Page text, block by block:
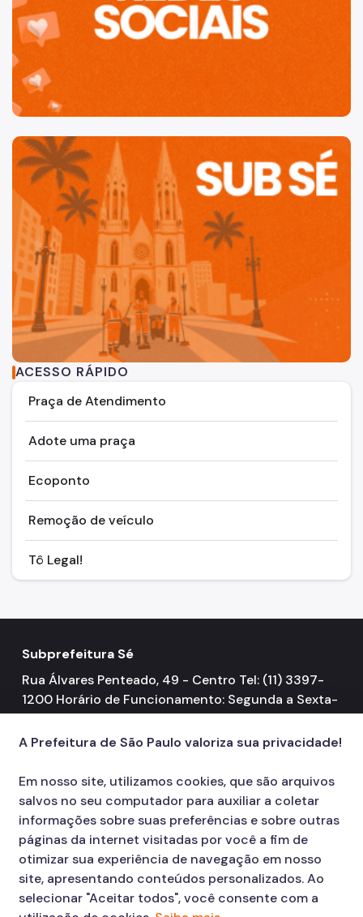
ACESSO RÁPIDO
Praça de Atendimento
Adote uma praça
Ecoponto
Remoção de veículo
Tô Legal!
Subprefeitura Sé
Rua Álvares Penteado, 49 - Centro Tel: (11) 3397-
1200 Horário de Funcionamento: Segunda a Sexta-
feira 08h00 às 17h00
A Prefeitura de São Paulo valoriza sua privacidade!
Em nosso site, utilizamos cookies, que são arquivos
salvos no seu computador para auxiliar a coletar
informações sobre suas preferências e sobre outras
páginas da internet visitadas por você a fim de
otimizar sua experiência de navegação em nosso
site, apresentando conteúdos personalizados. Ao
selecionar "Aceitar todos", você consente com a